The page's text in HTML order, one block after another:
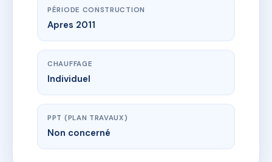
PÉRIODE CONSTRUCTION
Apres 2011
CHAUFFAGE
Individuel
PPT (PLAN TRAVAUX)
Non concerné